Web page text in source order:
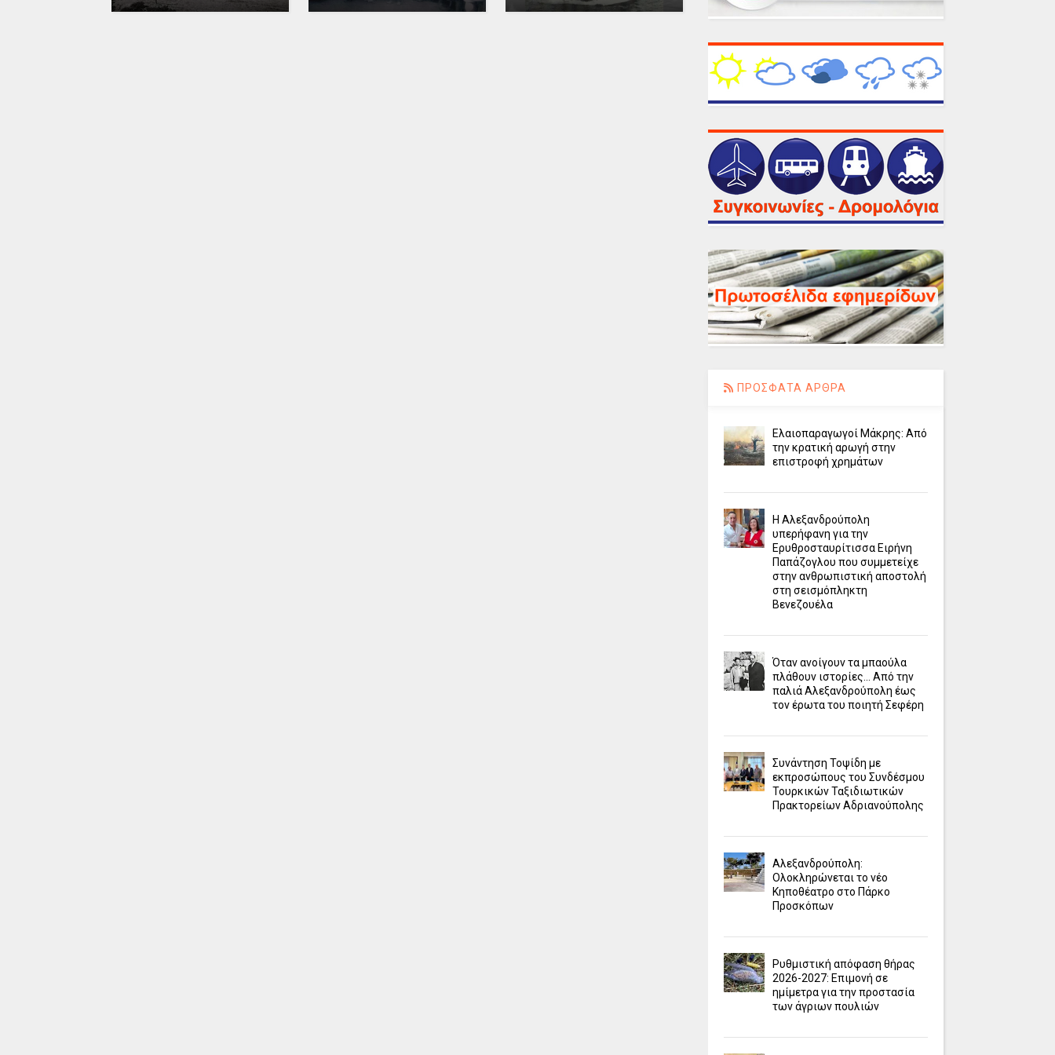
ΠΡΟΣΦΑΤΑ ΑΡΘΡΑ
Ελαιοπαραγωγοί Μάκρης: Από
την κρατική αρωγή στην
επιστροφή χρημάτων
Η Αλεξανδρούπολη
υπερήφανη για την
Ερυθροσταυρίτισσα Ειρήνη
Παπάζογλου που συμμετείχε
στην ανθρωπιστική αποστολή
στη σεισμόπληκτη
Βενεζουέλα
Όταν ανοίγουν τα μπαούλα
πλάθουν ιστορίες... Από την
παλιά Αλεξανδρούπολη έως
τον έρωτα του ποιητή Σεφέρη
Συνάντηση Τοψίδη με
εκπροσώπους του Συνδέσμου
Τουρκικών Ταξιδιωτικών
Πρακτορείων Αδριανούπολης
Αλεξανδρούπολη:
Ολοκληρώνεται το νέο
Κηποθέατρο στο Πάρκο
Προσκόπων
Ρυθμιστική απόφαση θήρας
2026-2027: Επιμονή σε
ημίμετρα για την προστασία
των άγριων πουλιών